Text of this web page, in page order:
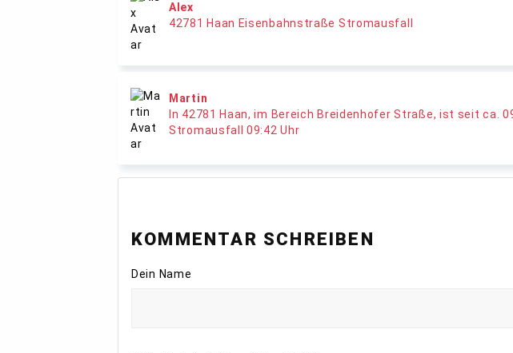
Alex
42781 Haan Eisenbahnstraße Stromausfall
Martin
In 42781 Haan, im Bereich Breidenhofer Straße, ist seit ca.
Stromausfall 09:42 Uhr
KOMMENTAR SCHREIBEN
Dein Name